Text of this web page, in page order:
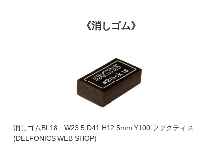
《消しゴム》
消しゴムBL18 W23.5 D41 H12.5mm ¥100 ファクティス
(DELFONICS WEB SHOP)